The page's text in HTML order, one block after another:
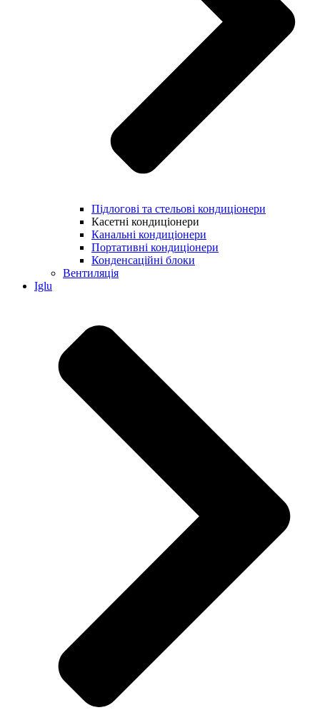
Підлогові та стельові кондиціонери
Касетні кондиціонери
Канальні кондиціонери
Портативні кондиціонери
Конденсаційні блоки
Вентиляція
Iglu